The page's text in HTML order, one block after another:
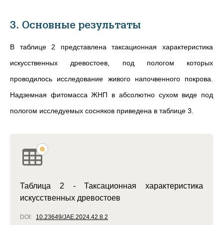
3. Основные результаты
В таблице 2 представлена таксационная характеристика
искусственных древостоев, под пологом которых
проводилось исследование живого напочвенного покрова.
Надземная фитомасса ЖНП в абсолютно сухом виде под
пологом исследуемых сосняков приведена в таблице 3.
Таблица 2 - Таксационная характеристика
искусственных древостоев
DOI: 10.23649/JAE.2024.42.8.2